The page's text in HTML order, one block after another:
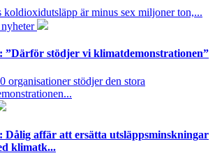
koldioxidutsläpp är minus sex miljoner ton,...
”Därför stödjer vi klimatdemonstrationen”
organisationer stödjer den stora
Dålig affär att ersätta utsläppsminskningar
klimatk...